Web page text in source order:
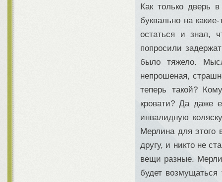
Как только дверь
буквально на
остаться и знал,
попросили
было тяжело.
непрошеная,
теперь такой?
кровати? Да даже
инвалидную
Мерлина для этого
другу, и никто не
вещи разные.
будет возмущаться